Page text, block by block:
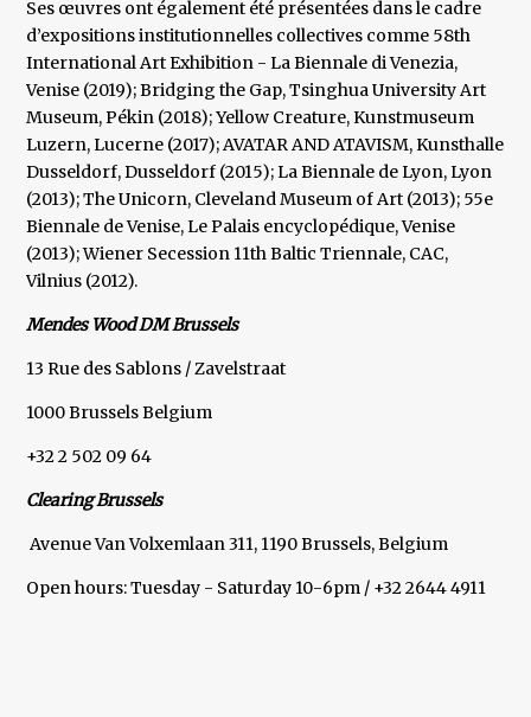
Ses œuvres ont également été présentées dans le cadre
d’expositions institutionnelles collectives comme 58th
International Art Exhibition - La Biennale di Venezia,
Venise (2019); Bridging the Gap, Tsinghua University Art
Museum, Pékin (2018); Yellow Creature, Kunstmuseum
Luzern, Lucerne (2017); AVATAR AND ATAVISM, Kunsthalle
Dusseldorf, Dusseldorf (2015); La Biennale de Lyon, Lyon
(2013); The Unicorn, Cleveland Museum of Art (2013); 55e
Biennale de Venise, Le Palais encyclopédique, Venise
(2013); Wiener Secession 11th Baltic Triennale, CAC,
Vilnius (2012).
Mendes Wood DM Brussels
13 Rue des Sablons / Zavelstraat
1000 Brussels Belgium
+32 2 502 09 64
Clearing Brussels
Avenue Van Volxemlaan 311, 1190 Brussels, Belgium
Open hours: Tuesday - Saturday 10-6pm / +32 2644 4911